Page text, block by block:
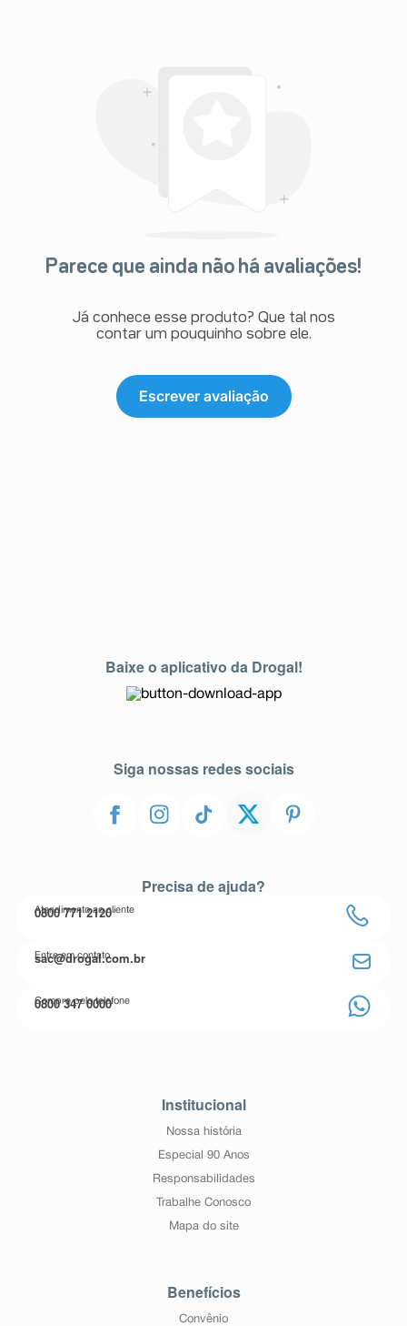
Parece que ainda não há avaliações!
Já conhece esse produto? Que tal nos
contar um pouquinho sobre ele.
Escrever avaliação
Baixe o aplicativo da Drogal!
Siga nossas redes sociais
Precisa de ajuda?
Atendimento ao cliente
0800 771 2120
Entre em contato
sac@drogal.com.br
Compre pelo telefone
0800 347 0000
Institucional
Nossa história
Especial 90 Anos
Responsabilidades
Trabalhe Conosco
Mapa do site
Benefícios
Convênio